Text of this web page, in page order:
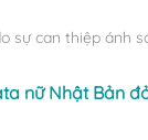
sự can thiệp ánh
nữ Nhật Bản